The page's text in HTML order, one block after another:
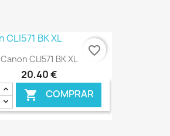
Canon CLI571 BK XL
20,40 €
 COMPRAR
favorite_border